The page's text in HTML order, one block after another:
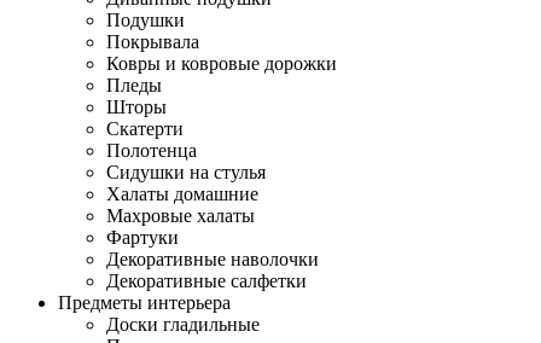
Подушки
Покрывала
Ковры и ковровые дорожки
Пледы
Шторы
Скатерти
Полотенца
Сидушки на стулья
Халаты домашние
Махровые халаты
Фартуки
Декоративные наволочки
Декоративные салфетки
Предметы интерьера
Доски гладильные